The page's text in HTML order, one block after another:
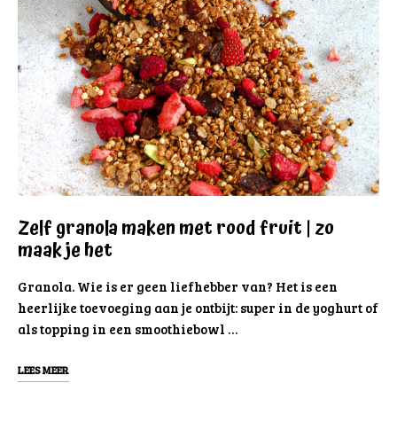
Zelf granola maken met rood fruit | zo
maak je het
Granola. Wie is er geen liefhebber van? Het is een
heerlijke toevoeging aan je ontbijt: super in de yoghurt of
als topping in een smoothiebowl …
LEES MEER